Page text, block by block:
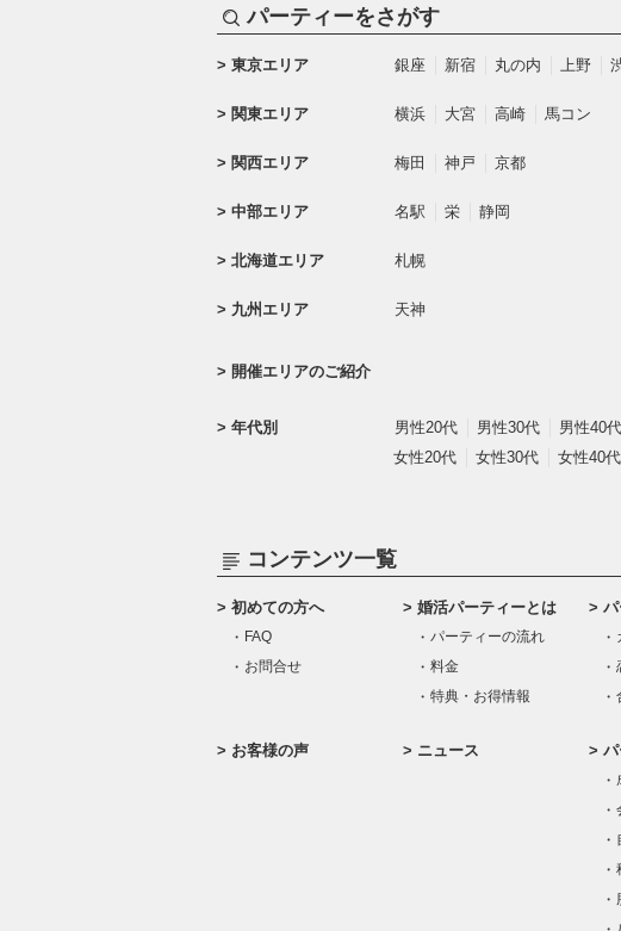
パーティーをさがす
東京エリア 銀座 新宿 丸の内 上野
関東エリア 横浜 大宮 高崎 馬コン
関西エリア 梅田 神戸 京都
中部エリア 名駅 栄 静岡
北海道エリア 札幌
九州エリア 天神
開催エリアのご紹介
年代別 男性20代 男性30代 男性40代
女性20代
女性30代 女性40代
コンテンツ一覧
初めての方へ
FAQ
お問合せ
婚活パーティーとは
パーティーの流れ
料金
特典・お得情報
お客様の声 ニュース